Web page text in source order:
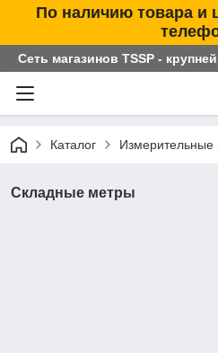
По наличию товара и
Сеть магазинов TSSP -
Каталог Измерительные
Складные метры